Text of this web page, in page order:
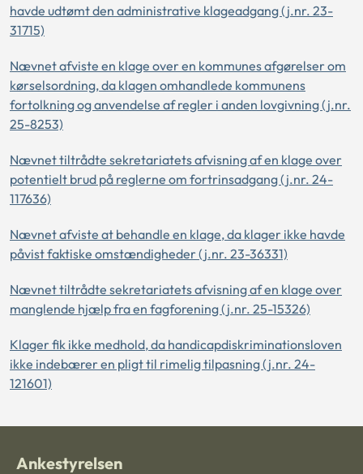
havde udtømt den administrative klageadgang (j.nr. 23-
31715)
Nævnet afviste en klage over en kommunes afgørelser om
kørselsordning, da klagen omhandlede kommunens
fortolkning og anvendelse af regler i anden lovgivning (j.nr.
25-8253)
Nævnet tiltrådte sekretariatets afvisning af en klage over
potentielt brud på reglerne om fortrinsadgang (j.nr. 24-
117636)
Nævnet afviste at behandle en klage, da klager ikke havde
påvist faktiske omstændigheder (j.nr. 23-36331)
Nævnet tiltrådte sekretariatets afvisning af en klage over
manglende hjælp fra en fagforening (j.nr. 25-15326)
Klager fik ikke medhold, da handicapdiskriminationsloven
ikke indebærer en pligt til rimelig tilpasning (j.nr. 24-
121601)
Ankestyrelsen